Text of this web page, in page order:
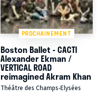
PROCHAINEMENT
Boston Ballet - CACTI
Alexander Ekman /
VERTICAL ROAD
reimagined Akram Khan
Théâtre des Champs-Elysées